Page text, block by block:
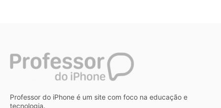
Professor do iPhone é um site com foco na educação e
tecnologia.